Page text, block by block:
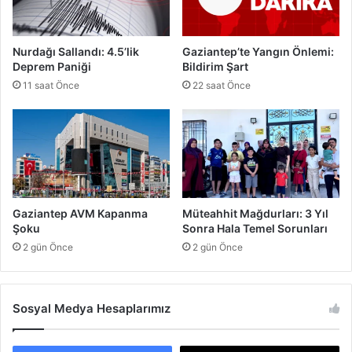
l
g
i
e
n
i
:
G
a
a
n
t
e
p
e
A
i
Nurdağı Sallandı: 4.5’lik
Deprem Paniği
11 saat Önce
Gaziantep’te Yangın Önlemi:
Bildirim Şart
22 saat Önce
Gaziantep AVM Kapanma
Şoku
2 gün Önce
Müteahhit Mağdurları: 3 Yıl
Sonra Hala Temel Sorunları
2 gün Önce
Sosyal Medya Hesaplarımız